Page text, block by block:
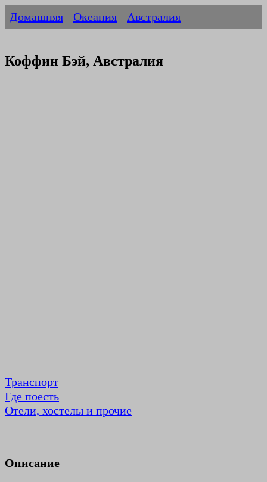
Домашняя Океания Австралия
Коффин Бэй, Австралия
Транспорт
Где поесть
Отели, хостелы и прочие
Описание